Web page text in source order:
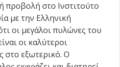
προβολή στο Ινστιτούτο
με την Ελληνική
οι μεγάλοι πυλώνες του
οι καλύτεροι
στο εξωτερικό. Ο